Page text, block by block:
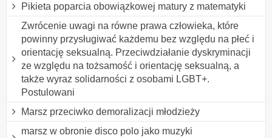
Pikieta poparcia obowiązkowej matury z matematyki
Zwrócenie uwagi na równe prawa człowieka, które
powinny przysługiwać każdemu bez względu na płeć i
orientację seksualną. Przeciwdziałanie dyskryminacji
ze względu na tożsamość i orientację seksualną, a
także wyraz solidarności z osobami LGBT+.
Postulowani
Marsz przeciwko demoralizacji młodzieży
marsz w obronie disco polo jako muzyki